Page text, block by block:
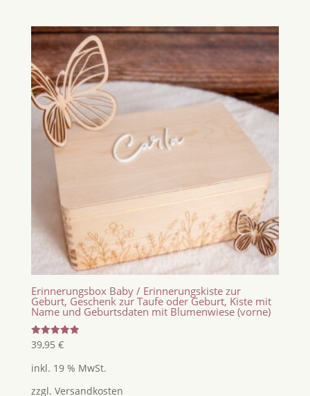
Erinnerungsbox Baby / Erinnerungskiste zur
Geburt, Geschenk zur Taufe oder Geburt, Kiste mit
Name und Geburtsdaten mit Blumenwiese (vorne)
Bewertet
mit
von 5
39,95 €
inkl. 19 % MwSt.
zzgl. Versandkosten